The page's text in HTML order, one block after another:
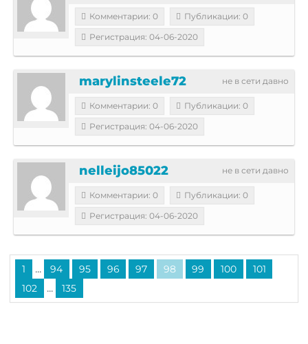
Комментарии: 0
Публикации: 0
Регистрация: 04-06-2020
не в сети давно
marylinsteele72
Комментарии: 0
Публикации: 0
Регистрация: 04-06-2020
не в сети давно
nelleijo85022
Комментарии: 0
Публикации: 0
Регистрация: 04-06-2020
1 ... 94 95 96 97 98 99 100
101
102
... 135